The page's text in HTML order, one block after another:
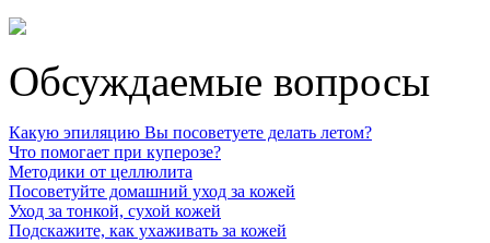
Обсуждаемые вопросы
Какую эпиляцию Вы посоветуете делать летом?
Что помогает при куперозе?
Методики от целлюлита
Посоветуйте домашний уход за кожей
Уход за тонкой, сухой кожей
Подскажите, как ухаживать за кожей